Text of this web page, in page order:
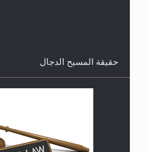
والأظافر البلاستيكية وطلاء
القرآن قاضٍ وحكمٌ على السنة